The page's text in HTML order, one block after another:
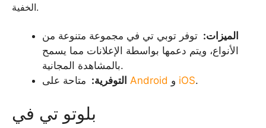
الخفية.
الميزات: توفر توبي تي في مجموعة متنوعة من
الأنواع، ويتم دعمها بواسطة الإعلانات مما يسمح
بالمشاهدة المجانية.
التوفرية: Android iOS.
بلوتو تي في